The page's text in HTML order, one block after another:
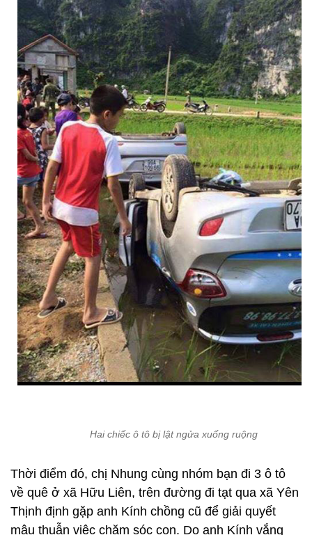
Hai chiếc ô tô bị lật ngửa xuống ruộng
Thời điểm đó, chị Nhung cùng nhóm bạn đi 3 ô tô
về quê ở xã Hữu Liên, trên đường đi tạt qua xã Yên
Thịnh định gặp anh Kính chồng cũ để giải quyết
mâu thuẫn việc chăm sóc con. Do anh Kính vắng